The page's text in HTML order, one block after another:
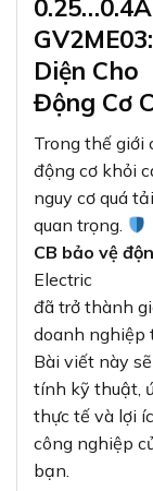
Diện Cho
Động Cơ
Trong thế giới
động cơ khỏi
nguy cơ quá
quan trọng.
CB bảo vệ
Electric
đã trở thành
doanh nghiệp
Bài viết này
tính kỹ thuật,
thực tế và lợi
công nghiệp
bạn.